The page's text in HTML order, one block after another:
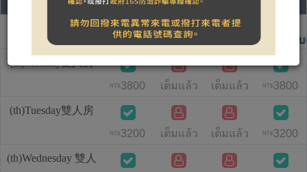
ชื่อแบบห้อง
(th)Monday雙人房
(th)Tuesday雙人房
(th)Wednesday 雙人
10
วันจันทร์
11
วันอังคาร
12
วันพฤหัสบ
NT$ 3800 เต็มแล้ว เต็มแล้ว NT$ 3800
NT$ 3200 เต็มแล้ว เต็มแล้ว NT$ 3200